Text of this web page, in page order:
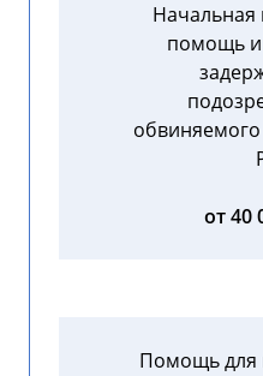
Начальная
помощь и
от 40
Помощь для